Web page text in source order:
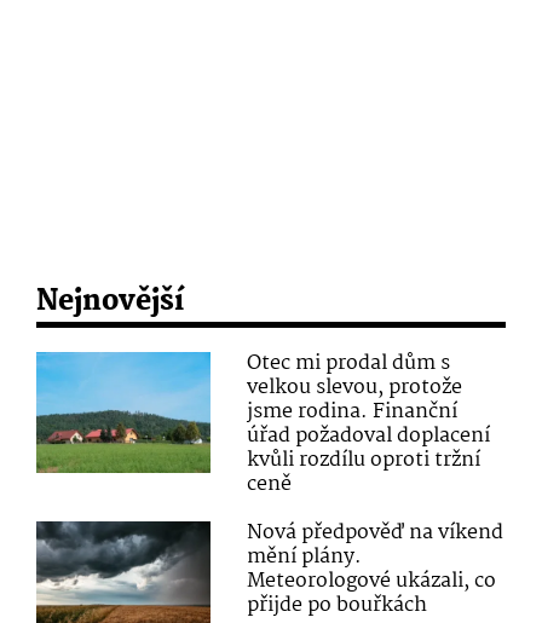
Nejnovější
Otec mi prodal dům s
velkou slevou, protože
jsme rodina. Finanční
úřad požadoval doplacení
kvůli rozdílu oproti tržní
ceně
Nová předpověď na víkend
mění plány.
Meteorologové ukázali, co
přijde po bouřkách